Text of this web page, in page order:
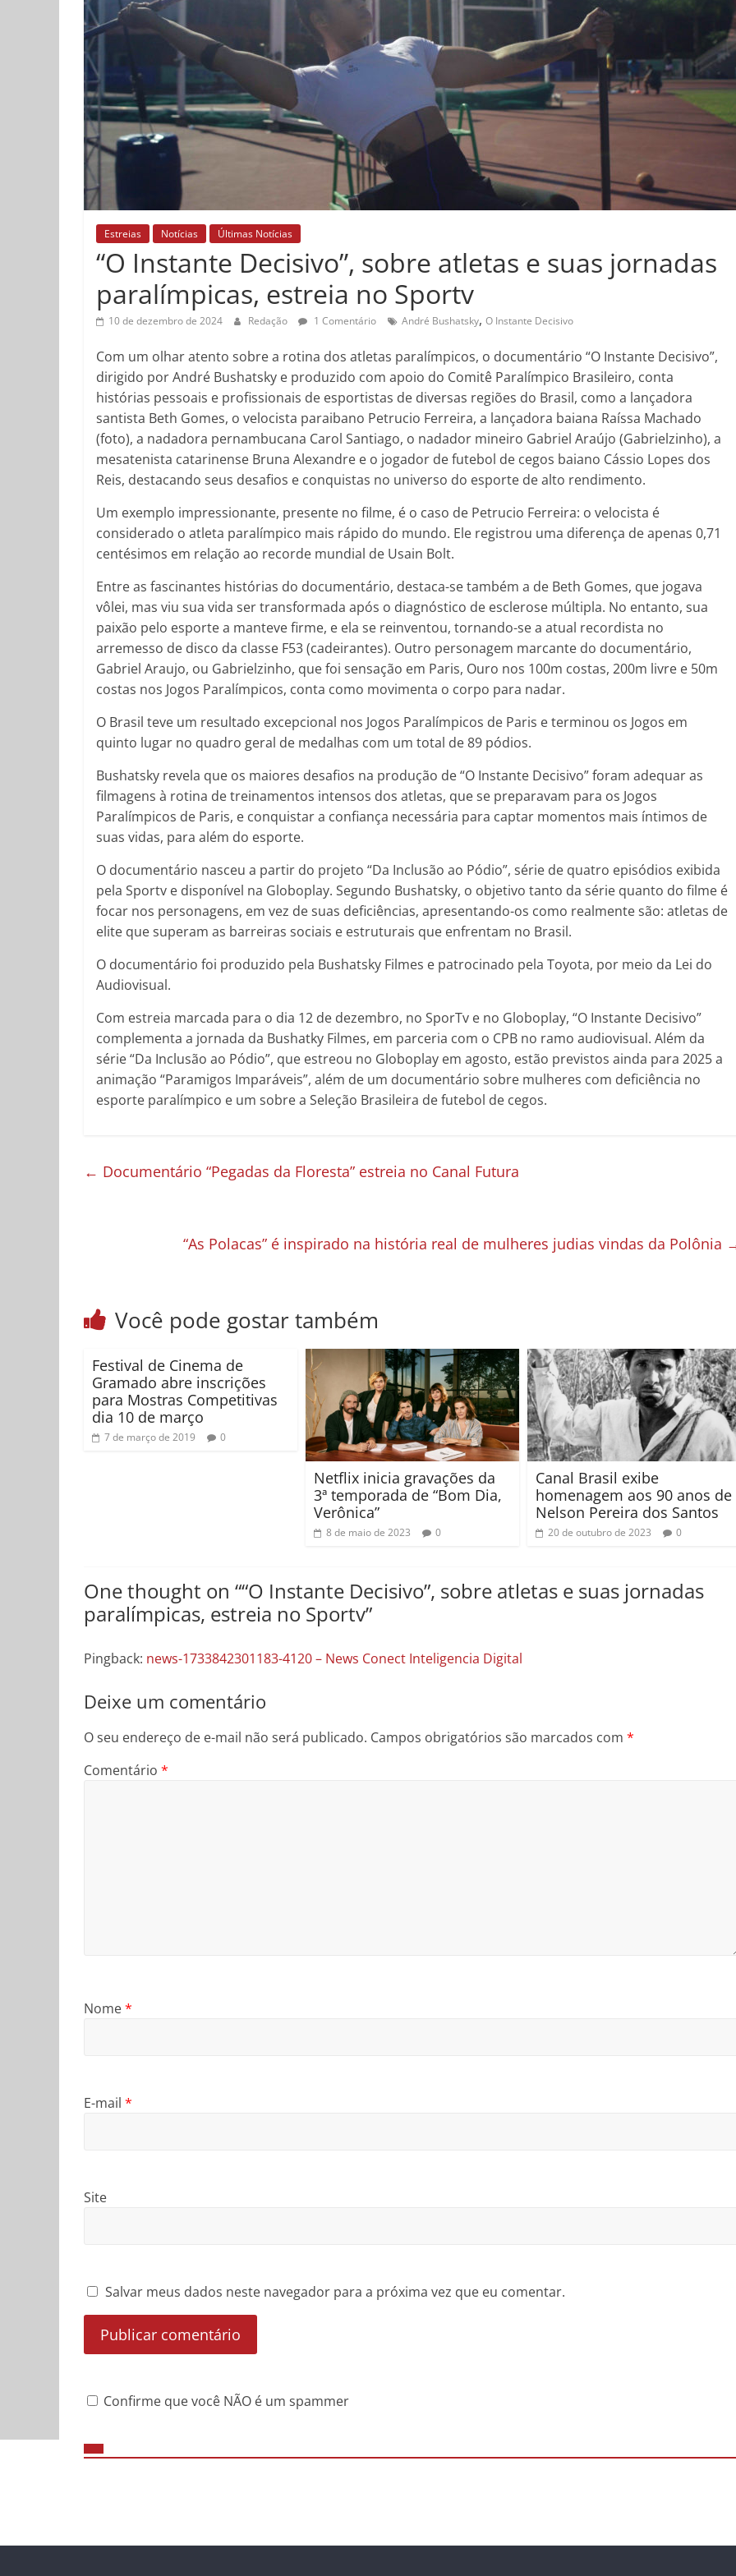
Estreias Notícias Últimas Notícias
“O Instante Decisivo”, sobre atletas e suas jornadas
paralímpicas, estreia no Sportv
10 de dezembro de 2024 Redação 1 Comentário André Bushatsky, O Instante Decisivo
Com um olhar atento sobre a rotina dos atletas paralímpicos, o documentário “O Instante Decisivo”,
dirigido por André Bushatsky e produzido com apoio do Comitê Paralímpico Brasileiro, conta
histórias pessoais e profissionais de esportistas de diversas regiões do Brasil, como a lançadora
santista Beth Gomes, o velocista paraibano Petrucio Ferreira, a lançadora baiana Raíssa Machado
(foto), a nadadora pernambucana Carol Santiago, o nadador mineiro Gabriel Araújo (Gabrielzinho), a
mesatenista catarinense Bruna Alexandre e o jogador de futebol de cegos baiano Cássio Lopes dos
Reis, destacando seus desafios e conquistas no universo do esporte de alto rendimento.
Um exemplo impressionante, presente no filme, é o caso de Petrucio Ferreira: o velocista é
considerado o atleta paralímpico mais rápido do mundo. Ele registrou uma diferença de apenas 0,71
centésimos em relação ao recorde mundial de Usain Bolt.
Entre as fascinantes histórias do documentário, destaca-se também a de Beth Gomes, que jogava
vôlei, mas viu sua vida ser transformada após o diagnóstico de esclerose múltipla. No entanto, sua
paixão pelo esporte a manteve firme, e ela se reinventou, tornando-se a atual recordista no
arremesso de disco da classe F53 (cadeirantes). Outro personagem marcante do documentário,
Gabriel Araujo, ou Gabrielzinho, que foi sensação em Paris, Ouro nos 100m costas, 200m livre e 50m
costas nos Jogos Paralímpicos, conta como movimenta o corpo para nadar.
O Brasil teve um resultado excepcional nos Jogos Paralímpicos de Paris e terminou os Jogos em
quinto lugar no quadro geral de medalhas com um total de 89 pódios.
Bushatsky revela que os maiores desafios na produção de “O Instante Decisivo” foram adequar as
filmagens à rotina de treinamentos intensos dos atletas, que se preparavam para os Jogos
Paralímpicos de Paris, e conquistar a confiança necessária para captar momentos mais íntimos de
suas vidas, para além do esporte.
O documentário nasceu a partir do projeto “Da Inclusão ao Pódio”, série de quatro episódios exibida
pela Sportv e disponível na Globoplay. Segundo Bushatsky, o objetivo tanto da série quanto do filme é
focar nos personagens, em vez de suas deficiências, apresentando-os como realmente são: atletas de
elite que superam as barreiras sociais e estruturais que enfrentam no Brasil.
O documentário foi produzido pela Bushatsky Filmes e patrocinado pela Toyota, por meio da Lei do
Audiovisual.
Com estreia marcada para o dia 12 de dezembro, no SporTv e no Globoplay, “O Instante Decisivo”
complementa a jornada da Bushatky Filmes, em parceria com o CPB no ramo audiovisual. Além da
série “Da Inclusão ao Pódio”, que estreou no Globoplay em agosto, estão previstos ainda para 2025 a
animação “Paramigos Imparáveis”, além de um documentário sobre mulheres com deficiência no
esporte paralímpico e um sobre a Seleção Brasileira de futebol de cegos.
← Documentário “Pegadas da Floresta” estreia no Canal Futura
“As Polacas” é inspirado na história real de mulheres judias vindas da Polônia
Você pode gostar também
Festival de Cinema de
Gramado abre inscrições
para Mostras Competitivas
dia 10 de março
7 de março de 2019 0
Netflix inicia gravações da
3ª temporada de “Bom Dia,
Verônica”
8 de maio de 2023 0
Canal Brasil exibe
homenagem aos 90 anos de
Nelson Pereira dos Santos
20 de outubro de 2023 0
One thought on ““O Instante Decisivo”, sobre atletas e suas jornadas
paralímpicas, estreia no Sportv”
Pingback: news-1733842301183-4120 – News Conect Inteligencia Digital
Deixe um comentário
O seu endereço de e-mail não será publicado. Campos obrigatórios são marcados com *
Comentário *
Nome*
E-mail *
Site
Salvar meus dados neste navegador para a próxima vez que eu comentar.
Confirme que você NÃO é um spammer